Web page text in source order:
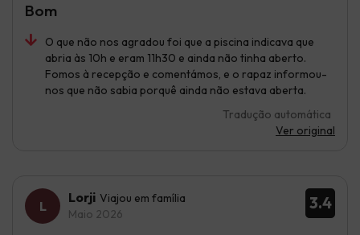
O que não nos agradou foi que a piscina indicava que
abria às 10h e eram 11h30 e ainda não tinha aberto.
Fomos à recepção e comentámos, e o rapaz informou-
nos que não sabia porquê ainda não estava aberta.
Tradução automática
Ver original
Bom
3.4
Lorji Viajou em família
Maio 2026